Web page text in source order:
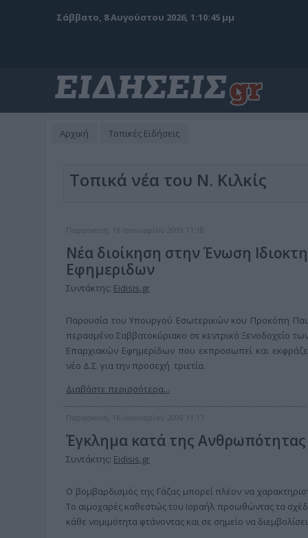
Σάββατο, 8 Αυγούστου 2026, 1:10:46 μμ
Αρχική Τοπικές Ειδήσεις
Τοπικά νέα του Ν. Κιλκίς
Παρασκευή, 16 Ιανουαρίου 2009 11:18
Νέα διοίκηση στην Ένωση
Εφημεριδων
Συντάκτης: Eidisis.gr
Παρουσία του Υπουργού Εσωτερικών κου Προκόπη
περασμένο Σαββατοκύριακο σε κεντρικό Ξενοδοχείο
Επαρχιακών Εφημερίδων που εκπροσωπεί και
νέο Δ.Σ. για την προσεχή τριετία.
Διαβάστε περισσότερα...
Παρασκευή, 16 Ιανουαρίου 2009 11:17
Έγκλημα κατά της
Συντάκτης: Eidisis.gr
Ο βομβαρδισμός της Γάζας μπορεί πλέον να
Το αιμοχαρές καθεστώς του Ισραήλ προωθώντας τα
κάθε νομιμότητα φτάνοντας και σε σημείο να